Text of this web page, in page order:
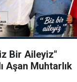
Bir Aileyiz"
Aşan Muhtarlık